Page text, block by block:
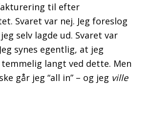
til efter
Svaret var nej. Jeg foreslog
selv lagde ud. Svaret var
synes egentlig, at jeg
langt ved dette. Men
går jeg “all in” – og jeg ville